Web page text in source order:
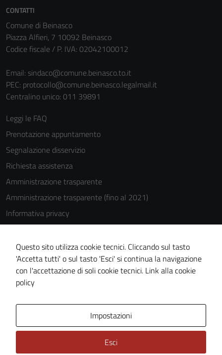
CONTATTI
Comune di Beinasco
Piazza Alfieri, 7 10092 Beinasco
Codice fiscale / P. IVA: 02042100012
Email: sindaco@comune.beinasco.to.it
PEC: protocollo@comune.beinasco.legalmail.it
Centralino unico: 011 39891
Leggi le FAQ
Prenotazione appuntamento
Segnalazione disservizio
Richiesta assistenza
Amministrazione trasparente
Amministrazione trasparente (fino al 2021)
Informativa privacy
Cookie Policy
Note legali
Dichiarazione di accessibilità
Piano di miglioramento del sito
Questo sito utilizza cookie tecnici. Cliccando sul tasto
'Accetta tutti' o sul tasto 'Esci' si continua la navigazione
con l'accettazione di soli cookie tecnici. Link alla cookie
policy
Impostazioni
Esci